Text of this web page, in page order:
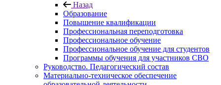
Назад
Образование
Повышение квалификации
Профессиональная переподготовка
Профессиональное обучение
Профессиональное обучение для студентов
Программы обучения для участников СВО
Руководство. Педагогический состав
Материально-техническое обеспечение